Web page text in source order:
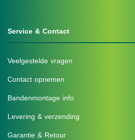
Service & Contact
Veelgestelde vragen
Contact opnemen
Bandenmontage info
Levering & verzending
Garantie & Retour